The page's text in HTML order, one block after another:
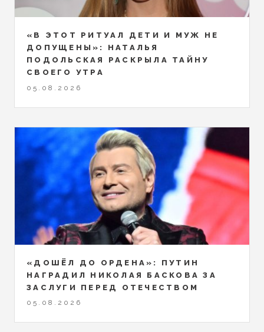
«В ЭТОТ РИТУАЛ ДЕТИ И МУЖ НЕ
ДОПУЩЕНЫ»: НАТАЛЬЯ
ПОДОЛЬСКАЯ РАСКРЫЛА ТАЙНУ
СВОЕГО УТРА
05.08.2026
«ДОШЁЛ ДО ОРДЕНА»: ПУТИН
НАГРАДИЛ НИКОЛАЯ БАСКОВА ЗА
ЗАСЛУГИ ПЕРЕД ОТЕЧЕСТВОМ
05.08.2026